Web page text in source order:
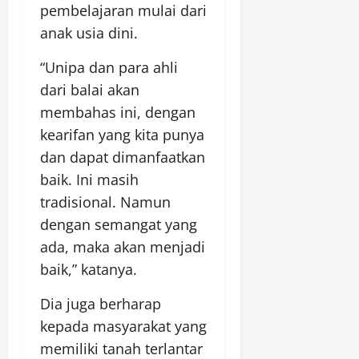
pembelajaran mulai dari
anak usia dini.
“Unipa dan para ahli
dari balai akan
membahas ini, dengan
kearifan yang kita punya
dan dapat dimanfaatkan
baik. Ini masih
tradisional. Namun
dengan semangat yang
ada, maka akan menjadi
baik,” katanya.
Dia juga berharap
kepada masyarakat yang
memiliki tanah terlantar